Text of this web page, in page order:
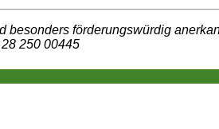
besonders förderungswürdig
250 00445